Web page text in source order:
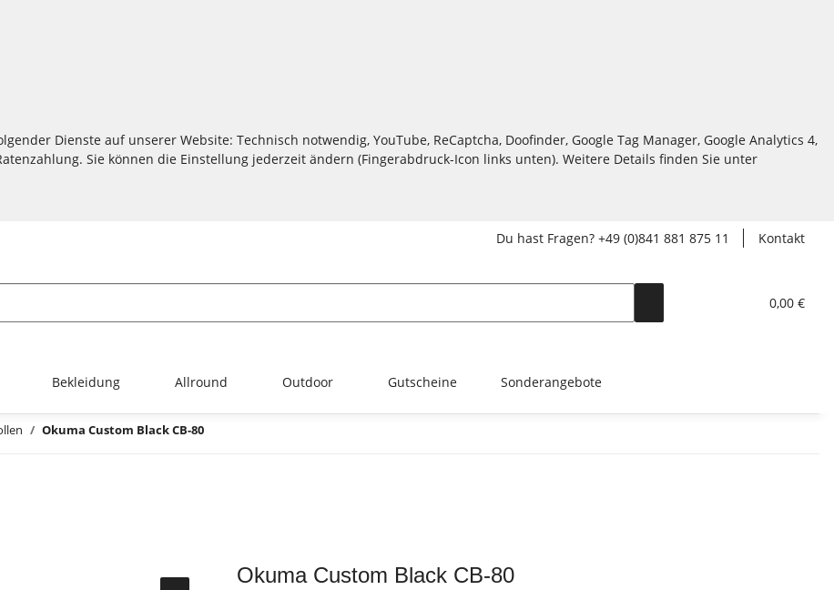
Dienste auf unserer Website: Technisch notwendig, YouTube, ReCaptcha, Doofinder, Google Tag Manager, Google Analytics 4,
Sie können die Einstellung jederzeit ändern (Fingerabdruck-Icon links unten). Weitere Details finden Sie unter
Du hast Fragen? +49 (0)841 881 875 11
Kontakt
0,00 €
Bekleidung Allround Outdoor Gutscheine Sonderangebote
Okuma Custom Black CB-80
Okuma Custom Black CB-80